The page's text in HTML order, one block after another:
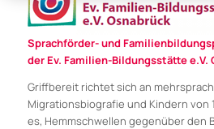
Sprachförder- und
der Ev. Familien-Bildungsstätte e.V.
Griffbereit richtet sich an
Migrationsbiografie und Kindern von
es, Hemmschwellen gegenüber den